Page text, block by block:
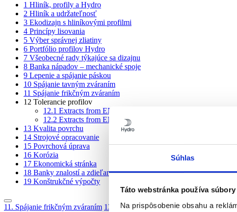
Súhlas
Táto webstránka používa
Na prispôsobenie obsahu a
1 Hliník, profily a Hydro
2 Hliník a udržateľnosť
3 Ekodizajn s hliníkovými profilmi
4 Princípy lisovania
5 Výber správnej zliatiny
6 Portfólio profilov Hydro
7 Všeobecné rady týkajúce sa dizajnu
8 Banka nápadov – mechanické spoje
9 Lepenie a spájanie páskou
10 Spájanie tavným zváraním
11 Spájanie frikčným zváraním
12 Tolerancie profilov
12.1 Extracts from EN 755-9
12.2 Extracts from EN 12020-2
13 Kvalita povrchu
14 Strojové opracovanie
15 Povrchová úprava
16 Korózia
17 Ekonomická stránka
18 Banky znalostí a zdieľanie
19 Konštrukčné výpočty
11. Spájanie frikčným zváraním 13. Kvalita povrchu